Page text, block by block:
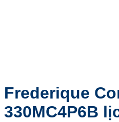
Frederique
330MC4P6B